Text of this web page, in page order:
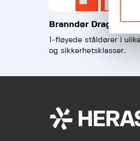
Branndør Drage 1-
1-fløyede ståldører i
og sikkerhetsklasser.